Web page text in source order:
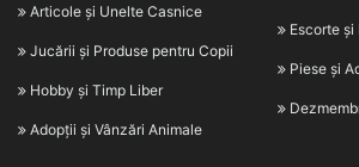
Articole și Unelte Casnice
Jucării și Produse pentru Copii
Hobby și Timp Liber
Adopții și Vânzări Animale
Escorte și
Piese și